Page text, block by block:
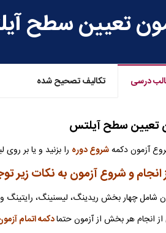
تعیین سطح آیلتس (16
درسی تکالیف تصحیح شده
تعیین سطح آیلتس
آزمون دکمهشروع دوره را بزنید و یا بر
انجام و شروع آزمون به نکات زیر
دکمه اتمام